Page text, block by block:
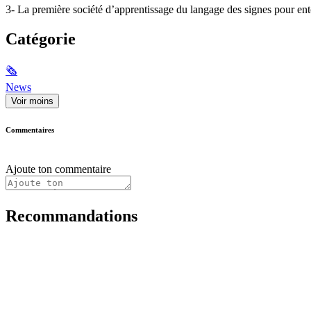
3- La première société d’apprentissage du langage des signes pour
Catégorie
🗞
News
Voir moins
Commentaires
Ajoute ton commentaire
Recommandations